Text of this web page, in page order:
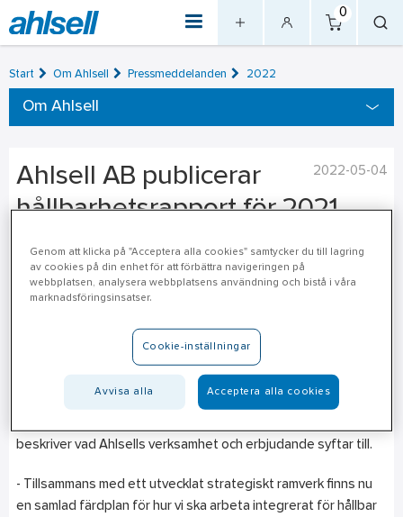
0
Start Om Ahlsell Pressmeddelanden 2022
Om Ahlsell
2022-05-04
Ahlsell AB publicerar
hållbarhetsrapport för 2021
Hållbarhet har under en lång tid varit ett högprioriterat
område för Ahlsell. Under hösten 2021 konkretiserade vi oss
bakom en vision om att aktivt arbeta även utanför vår egen
samhälle. Stora förbättringar har redan gjorts inom ett flertal
områden och nu växlar vi upp ambitionsnivån.
Ahlsells vd och koncernchef Claes Seldeby förklarar den nya
beskriver vad Ahlsells verksamhet och erbjudande syftar till.
- Tillsammans med ett utvecklat strategiskt ramverk finns nu
en samlad färdplan för hur vi ska arbeta integrerat för hållbar
Genom att klicka på "Acceptera alla cookies" samtycker du till lagring
av cookies på din enhet för att förbättra navigeringen på
webbplatsen, analysera webbplatsens användning och bistå i våra
marknadsföringsinsatser.
Cookie-inställningar
Avvisa alla Acceptera alla cookies